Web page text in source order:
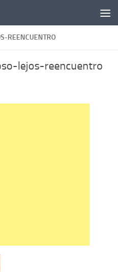
REENCUENTRO
lejos-reencuentro